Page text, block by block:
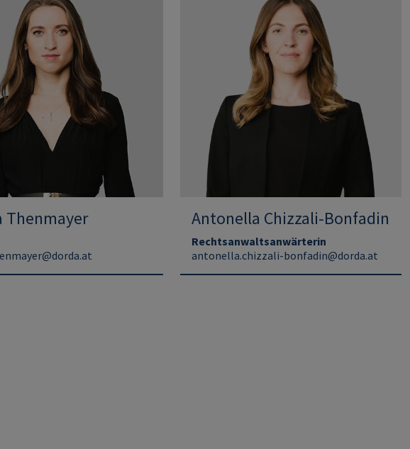
Thenmayer Antonella Chizzali-Bonfadin
Rechtsanwaltsanwärterin
antonella.chizzali-bonfadin@dorda.at